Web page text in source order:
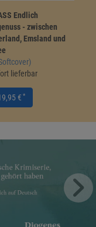
Endlich
- zwischen
Emsland und
lieferbar
€ *